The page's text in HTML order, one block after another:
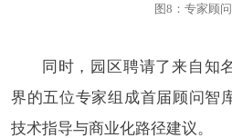
图8：专家顾
同时，园区聘请了来自知
界的五位专家组成首届顾问智
技术指导与商业化路径建议。